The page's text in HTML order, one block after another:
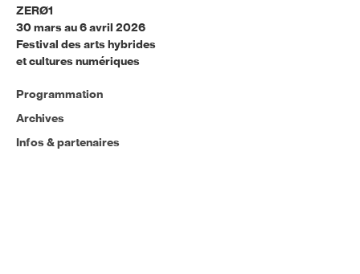
ZERØ1
30 mars au 6 avril 2026
Festival des arts hybrides
et cultures numériques
Programmation
Archives
Infos & partenaires